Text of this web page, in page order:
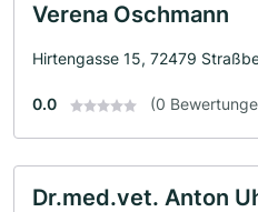
Verena Oschmann
Hirtengasse 15, 72479
0.0 (0
Dr.med.vet. Anton